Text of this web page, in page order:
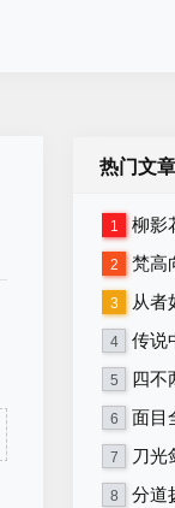
热门文章
1 柳影
2 梵高
3 从者
4 传说中的
5 四不两
6 面目全
7 刀光
8 分道